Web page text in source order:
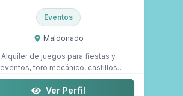
Eventos
Maldonado
Alquiler de juegos para fiestas y
eventos, toro mecánico, castillos
inflables, c...
Ver Perfil